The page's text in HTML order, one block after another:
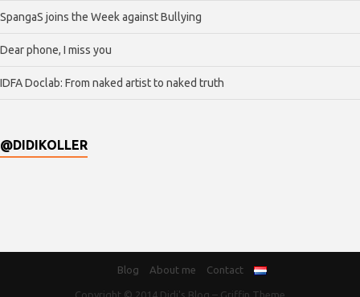
SpangaS joins the Week against Bullying
Dear phone, I miss you
IDFA Doclab: From naked artist to naked truth
@DIDIKOLLER
Blog About me Contact
Copyright © 2014 Didi's Blog – Griffin Theme